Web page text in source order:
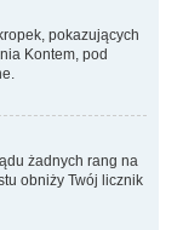
pokazujących
Kontem, pod
żadnych rang na
obniży Twój licznik